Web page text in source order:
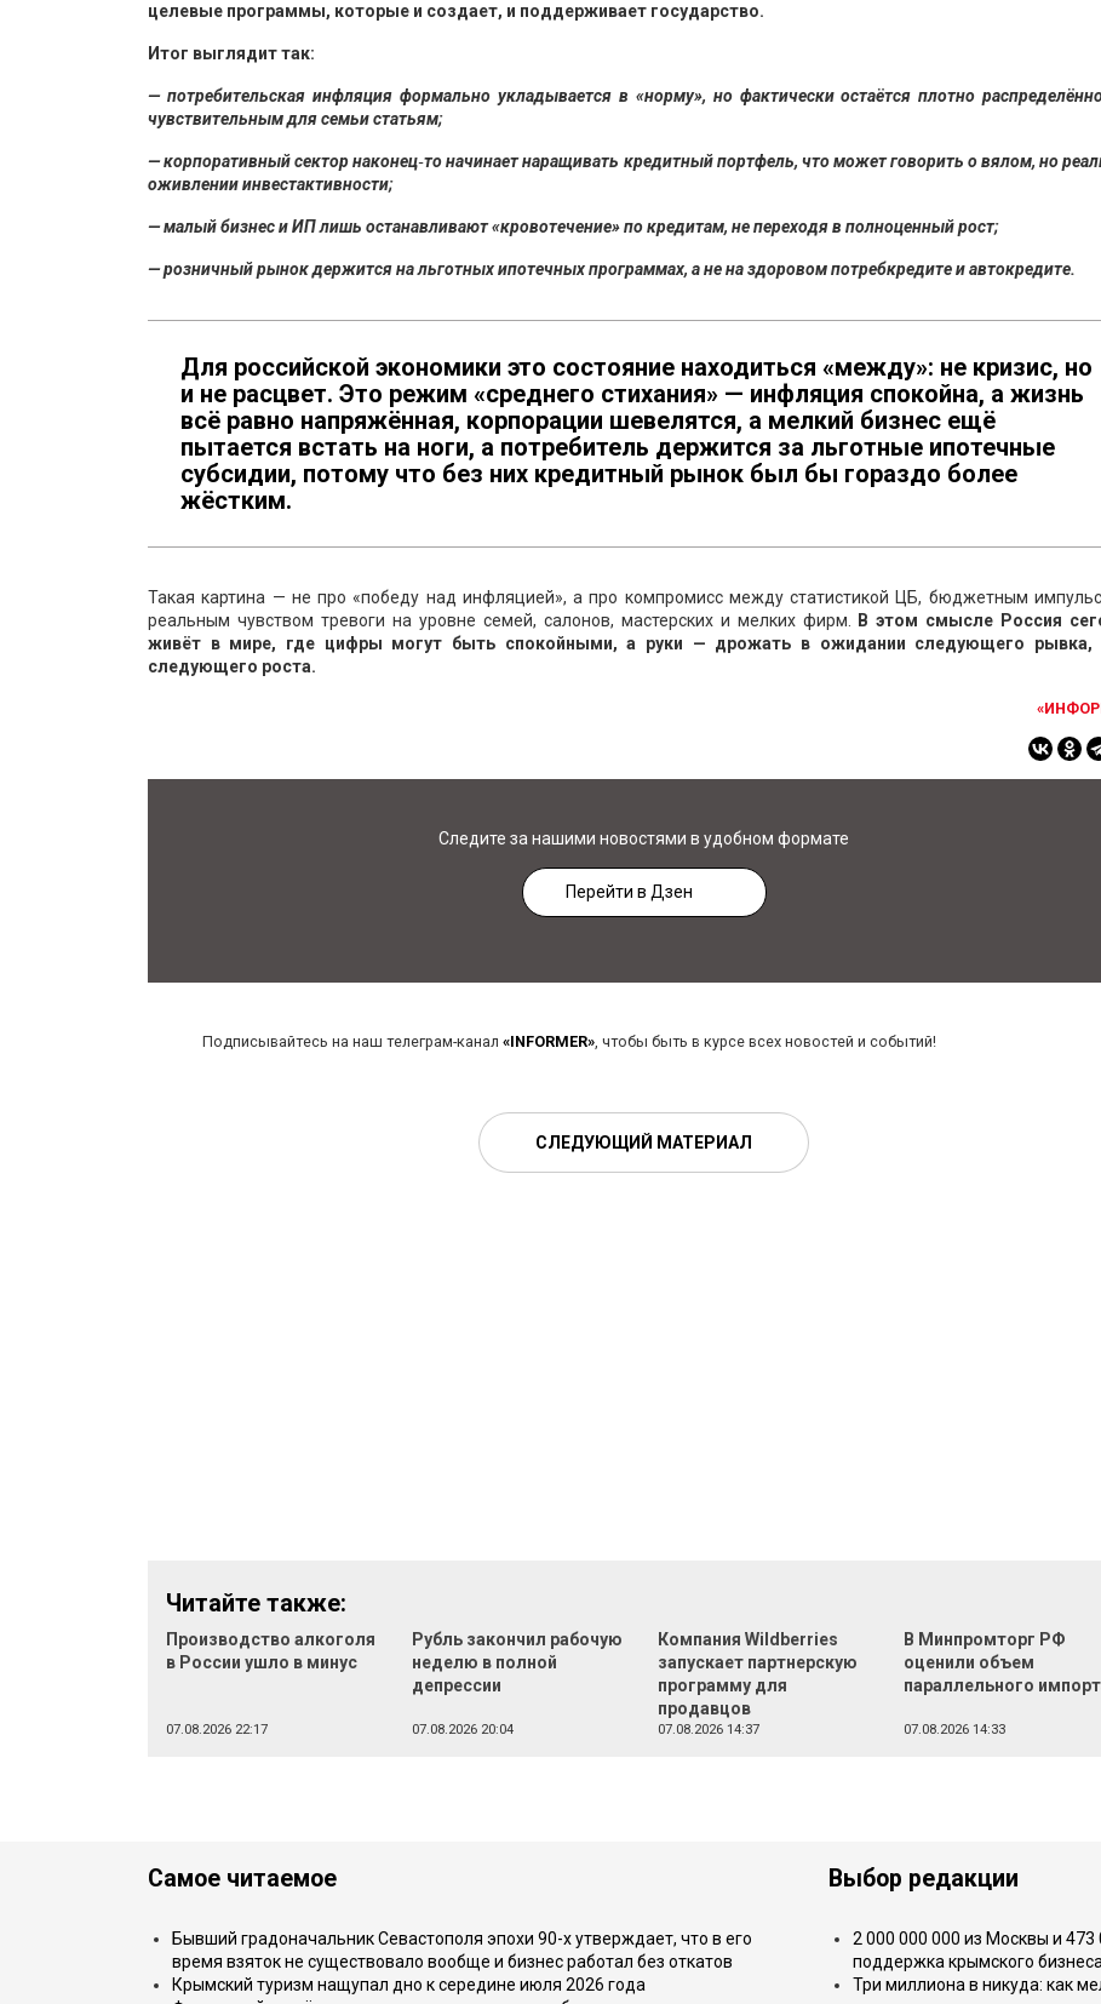
целевые программы, которые и создает, и поддерживает государство.
Итог выглядит так:
— потребительская инфляция формально укладывается в «норму», но фактически остаётся плотно
чувствительным для семьи статьям;
— корпоративный сектор наконец‑то начинает наращивать кредитный портфель, что может говорить о вялом, но
оживлении инвестактивности;
— малый бизнес и ИП лишь останавливают «кровотечение» по кредитам, не переходя в полноценный рост;
— розничный рынок держится на льготных ипотечных программах, а не на здоровом потребкредите и автокредите.
Для российской экономики это состояние находиться «между»: не кризис, но
и не расцвет. Это режим «среднего стихания» — инфляция спокойна, а жизнь
всё равно напряжённая, корпорации шевелятся, а мелкий бизнес ещё
пытается встать на ноги, а потребитель держится за льготные ипотечные
субсидии, потому что без них кредитный рынок был бы гораздо более
жёстким.
Такая картина — не про «победу над инфляцией», а про компромисс между статистикой ЦБ, бюджетным
реальным чувством тревоги на уровне семей, салонов, мастерских и мелких фирм.
В этом смысле Россия
живёт в мире, где цифры могут быть спокойными, а руки — дрожать в ожидании следующего рывка,
следующего роста.
Следите за нашими новостями в удобном формате
Перейти в Дзен
Подписывайтесь на наш телеграм-канал «INFORMER», чтобы быть в курсе всех новостей и событий!
СЛЕДУЮЩИЙ МАТЕРИАЛ
Читайте также:
Производство алкоголя
в России ушло в минус
07.08.2026 22:17
Рубль закончил рабочую
неделю в полной
депрессии
07.08.2026 20:04
Компания Wildberries
запускает партнерскую
программу для
продавцов
07.08.2026 14:37
В Минпромторг РФ
оценили объем
параллельного
07.08.2026 14:33
Самое читаемое
Бывший градоначальник Севастополя эпохи 90-х утверждает, что в его
время взяток не существовало вообще и бизнес работал без откатов
Крымский туризм нащупал дно к середине июля 2026 года
Выбор редакции
2 000 000 000 из Москвы и
поддержка крымского бизнеса
Три миллиона в никуда: как